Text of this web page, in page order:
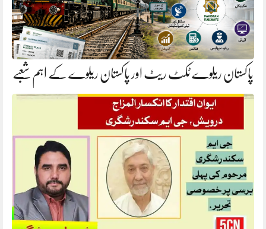
پاکستان ریلوے ٹکٹ ریٹ اور پاکستان ریلوے کے اہم شعبے